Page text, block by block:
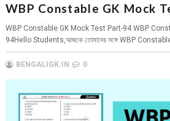
WBP Constable GK Mock
WBP Constable GK Mock Test Part-94 WBP
94Hello Students,আজকে তোমাদের সঙ্গে WBP Constable
BENGALIGK.IN 0